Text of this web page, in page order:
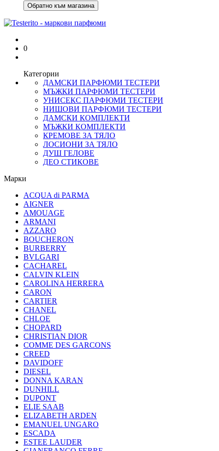
Обратно към магазина
0
Категории
ДАМСКИ ПАРФЮМИ ТЕСТЕРИ
МЪЖКИ ПАРФЮМИ ТЕСТЕРИ
УНИСЕКС ПАРФЮМИ ТЕСТЕРИ
НИШОВИ ПАРФЮМИ ТЕСТЕРИ
ДАМСКИ КОМПЛЕКТИ
МЪЖКИ КОМПЛЕКТИ
КРЕМОВЕ ЗА ТЯЛО
ЛОСИОНИ ЗА ТЯЛО
ДУШ ГЕЛОВЕ
ДЕО СТИКОВЕ
Марки
ACQUA di PARMA
AIGNER
AMOUAGE
ARMANI
AZZARO
BOUCHERON
BURBERRY
BVLGARI
CACHAREL
CALVIN KLEIN
CAROLINA HERRERA
CARON
CARTIER
CHANEL
CHLOE
CHOPARD
CHRISTIAN DIOR
COMME DES GARCONS
CREED
DAVIDOFF
DIESEL
DONNA KARAN
DUNHILL
DUPONT
ELIE SAAB
ELIZABETH ARDEN
EMANUEL UNGARO
ESCADA
ESTEE LAUDER